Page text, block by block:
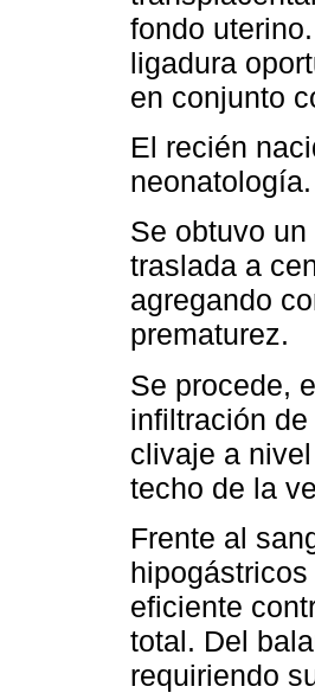
fondo
ligadura
en conjunto
El recién
neonatología.
Se obtuvo
traslada a
agregando
prematurez.
Se procede,
infiltración
clivaje a
techo de la
Frente al
eficiente
total. Del
requiriendo